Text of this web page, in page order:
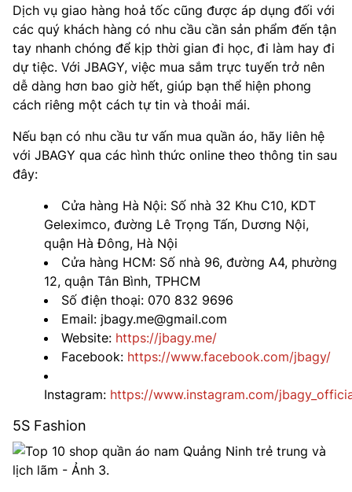
Dịch vụ giao hàng hoả tốc cũng được áp dụng đối với
các quý khách hàng có nhu cầu cần sản phẩm đến tận
tay nhanh chóng để kịp thời gian đi học, đi làm hay đi
dự tiệc. Với JBAGY, việc mua sắm trực tuyến trở nên
dễ dàng hơn bao giờ hết, giúp bạn thể hiện phong
cách riêng một cách tự tin và thoải mái.
Nếu bạn có nhu cầu tư vấn mua quần áo, hãy liên hệ
với JBAGY qua các hình thức online theo thông tin sau
đây:
Cửa hàng Hà Nội: Số nhà 32 Khu C10, KDT
Geleximco, đường Lê Trọng Tấn, Dương Nội,
quận Hà Đông, Hà Nội
Cửa hàng HCM: Số nhà 96, đường A4, phường
12, quận Tân Bình, TPHCM
Số điện thoại: 070 832 9696
Email: jbagy.me@gmail.com
Website: https://jbagy.me/
Facebook: https://www.facebook.com/jbagy/
Instagram: https://www.instagram.com/
5S Fashion